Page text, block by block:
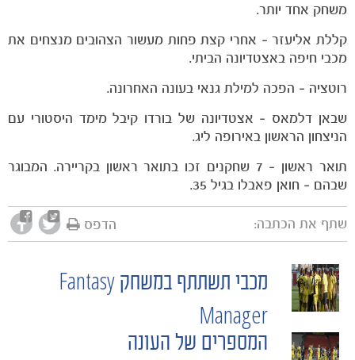
משחק אחד יותר.
קללת אליעזר – אחרי קצת פחות מעשור הצהובים מנצחים את
מכבי חיפה באצטדיונה הביתי.
רוטציה – הפכה למילת גנאי בעונה האחרונה.
שבאן דלמאס – אצטדיונה של בורדו קיבל מימד היסטורי עם
הניצחון הראשון באירופה ליג.
תואר ראשון – 7 שחקנים זכו בתואר ראשון בקריירה. המבוגר
שבהם – חואן פאבלו בגיל 35.
שתף את הכתבה: הדפס
POST
NAVIGATION
מכבי תשתתף במשחק Fantasy
Manager
המספרים של העונה